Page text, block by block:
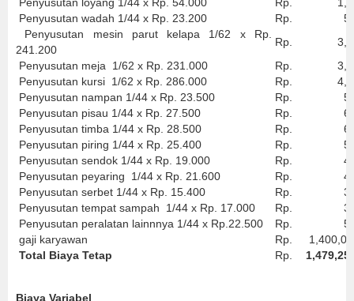
Penyusutan wadah 1/44 x Rp. 23.200
Rp.
Penyusutan mesin parut kelapa 1/62 x Rp.
241.200
Rp.
Penyusutan meja 1/62 x Rp. 231.000
Rp.
Penyusutan kursi 1/62 x Rp. 286.000
Rp.
Penyusutan nampan 1/44 x Rp. 23.500
Rp.
Penyusutan pisau 1/44 x Rp. 27.500
Rp.
Penyusutan timba 1/44 x Rp. 28.500
Rp.
Penyusutan piring 1/44 x Rp. 25.400
Rp.
Penyusutan sendok 1/44 x Rp. 19.000
Rp.
Penyusutan peyaring 1/44 x Rp. 21.600
Rp.
Penyusutan serbet 1/44 x Rp. 15.400
Rp.
Penyusutan tempat sampah 1/44 x Rp. 17.000
Rp.
Penyusutan peralatan lainnnya 1/44 x Rp.22.500
Rp.
gaji karyawan
Rp.
Total Biaya Tetap
Rp.
Biaya Variabel